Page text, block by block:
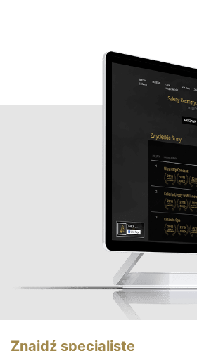
Znajdź specjalistę